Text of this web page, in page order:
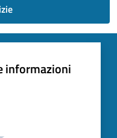
informazioni